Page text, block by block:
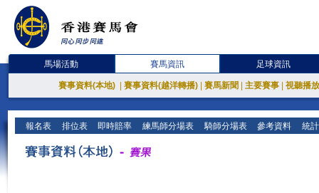
馬場活動 賽馬資訊 足球資訊
賽事資料(本地) 賽事資料(越洋轉播) 賽馬新聞 主要賽事 視聽播
報名表 排位表 即時賠率 練馬師分場表 騎師分場表 參考資料 統